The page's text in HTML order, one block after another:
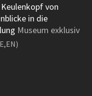
von
in die
Museum exklusiv